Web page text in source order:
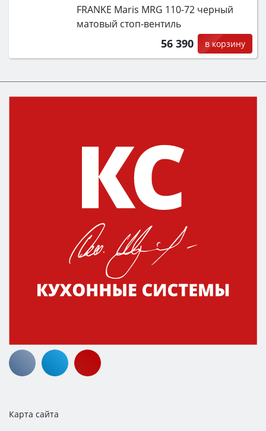
FRANKE Maris MRG 110-72 черный
матовый стоп-вентиль
56 390 в корзину
Карта сайта